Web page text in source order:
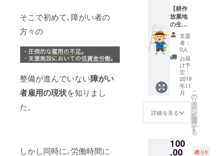
そこで初めて､障がい者の
方々の
整備が進んでいない障がい
者雇用の現状を知りまし
た。
しかし同時に､労働時間に
造語で
す。子
供達が
「遊び
ながら
学ぶこ
と」と
目的と
してい
ます。
＊日程:
2019年
千葉県
香取市
です
が、交
んぼで
取れた
お米を
使った
おにぎ
りを軽
食とし
て提供
致しま
す。 ＊
体験日
2019年
4月頃
11月頃
＊場所:
ます。
内容と
しまし
ては ・
収穫体
験 ・交
流会 ・
後日お
米5kg発
送 の３
つを考
えてお
りま
す。 ま
近くの
田んぼ
【耕作
放棄地
の生物
たちと
遊びな
がら学
ぶ、エ
デュテ
イメン
ト体験
とお米
5kg】
ひと家
族の皆
様でご
ます 先
着順で5
支援
者：
0人
お届
け予
定：
2019
年11
月
詳細を見る
こ
の
リ
タ
ー
ン
を
選
択
す
る
100
,00 残り3